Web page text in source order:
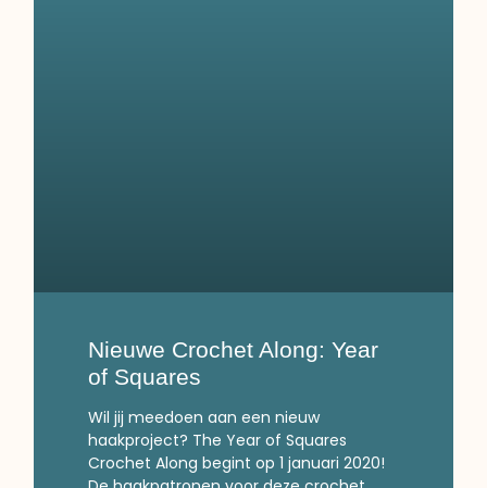
Nieuwe Crochet Along: Year
of Squares
Wil jij meedoen aan een nieuw
haakproject? The Year of Squares
Crochet Along begint op 1 januari 2020!